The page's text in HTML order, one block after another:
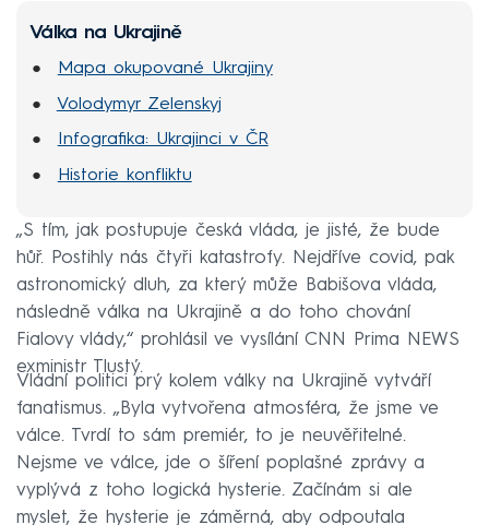
Válka na Ukrajině
Mapa okupované Ukrajiny
Volodymyr Zelenskyj
Infografika: Ukrajinci v ČR
Historie konfliktu
„S tím, jak postupuje česká vláda, je jisté, že bude
hůř. Postihly nás čtyři katastrofy. Nejdříve covid, pak
astronomický dluh, za který může Babišova vláda,
následně válka na Ukrajině a do toho chování
Fialovy vlády,“ prohlásil ve vysílání CNN Prima NEWS
exministr Tlustý.
Vládní politici prý kolem války na Ukrajině vytváří
fanatismus. „Byla vytvořena atmosféra, že jsme ve
válce. Tvrdí to sám premiér, to je neuvěřitelné.
Nejsme ve válce, jde o šíření poplašné zprávy a
vyplývá z toho logická hysterie. Začínám si ale
myslet, že hysterie je záměrná, aby odpoutala